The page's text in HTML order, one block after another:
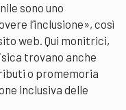
sono uno
l’inclusione», così
web. Qui monitrici,
trovano anche
o promemoria
inclusiva delle